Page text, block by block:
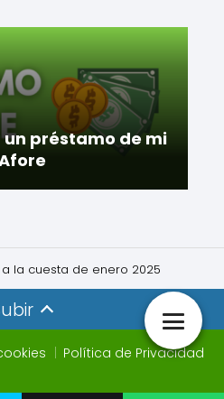
préstamo de mi
la cuesta de enero 2025
Política de Privacidad